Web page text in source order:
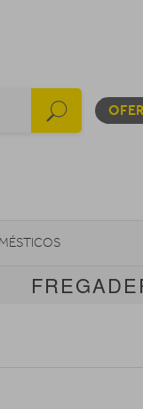
INFORMÁTICA